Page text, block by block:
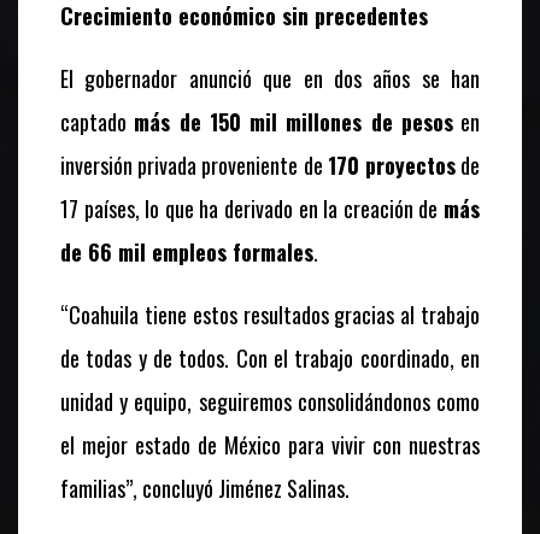
Crecimiento económico sin precedentes
El gobernador anunció que en dos años se han
captado más de 150 mil millones de pesosen
inversión privada proveniente de 170 proyectosde
17 países, lo que ha derivado en la creación de más
de 66 mil empleos formales.
“Coahuila tiene estos resultados gracias al trabajo
de todas y de todos. Con el trabajo coordinado, en
unidad y equipo, seguiremos consolidándonos como
el mejor estado de México para vivir con nuestras
familias”, concluyó Jiménez Salinas.